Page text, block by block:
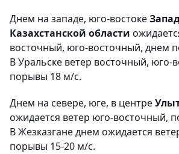
Днем на западе, юго-востоке
Казахстанской области
восточный, юго-восточный, днем
В Уральске ветер восточный, юго-
порывы 18 м/с.
Днем на севере, юге, в центре
ожидается ветер юго-восточный,
В Жезказгане днем ожидается
порывы 15-20 м/с.